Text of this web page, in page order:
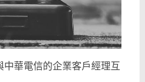
華電信的企業客戶經理互